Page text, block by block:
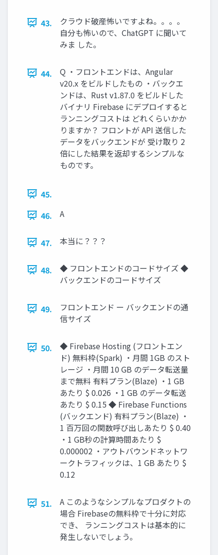
43.
クラウド破産怖いですよね。。。。
自分も怖いので、ChatGPT に聞いて
みま した。
44.
Q ・フロントエンドは、Angular
v20.x をビルドしたもの ・バックエ
ンドは、Rust v1.87.0 をビルドした
バイナリ Firebase にデプロイすると
ランニングコストは どれくらいかか
りますか？ フロントが API 送信した
データをバックエンドが 受け取り 2
倍にした結果を返却するシンプルな
ものです。
45.
46.
A
47. 本当に？？？
48.
◆ フロントエンドのコードサイズ ◆
バックエンドのコードサイズ
49.
フロントエンド ー バックエンドの通
信サイズ
50.
◆ Firebase Hosting (フロントエン
ド) 無料枠(Spark) ・月間 1GB のスト
レージ ・月間 10 GB のデータ転送量
まで無料 有料プラン(Blaze) ・1 GB
あたり $ 0.026 ・1 GB のデータ転送
あたり $ 0.15 ◆ Firebase Functions
(バックエンド) 有料プラン(Blaze) ・
1 百万回の関数呼び出しあたり $ 0.40
・1 GB秒の計算時間あたり $
0.000002 ・アウトバウンドネットワ
ークトラフィックは、1 GB あたり $
0.12
51.
A このようなシンプルなプロダクトの
場合 Firebaseの無料枠で十分に対応
でき、 ランニングコストは基本的に
発生しないでしょう。